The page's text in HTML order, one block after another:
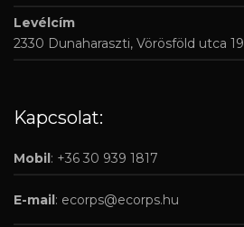
Levélcím
2330 Dunaharaszti, Vörösföld utca
Kapcsolat:
Mobil: +36 30 939 1817
E-mail: ecorps@ecorps.hu